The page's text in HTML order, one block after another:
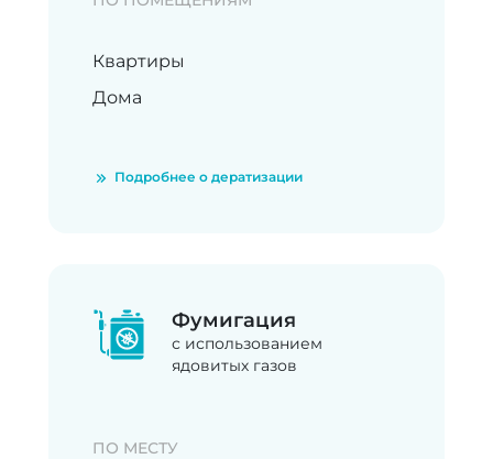
Квартиры
Дома
Подробнее о дератизации
Фумигация
с использованием
ядовитых газов
ПО МЕСТУ